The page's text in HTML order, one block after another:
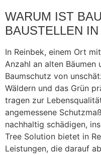
WARUM IST
BAUSTELLEN
In Reinbek, einem Ort
Anzahl an alten Bäumen
Baumschutz von
Wäldern und das Grün
tragen zur
angemessene
nachhaltig schädigen,
Tree Solution bietet in
Leistungen, die darauf